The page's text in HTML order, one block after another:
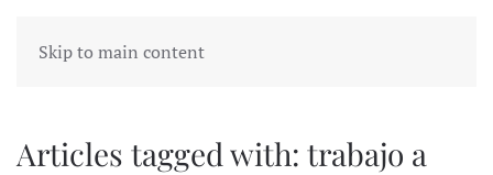
Skip to main content
Articles tagged with: trabajo a